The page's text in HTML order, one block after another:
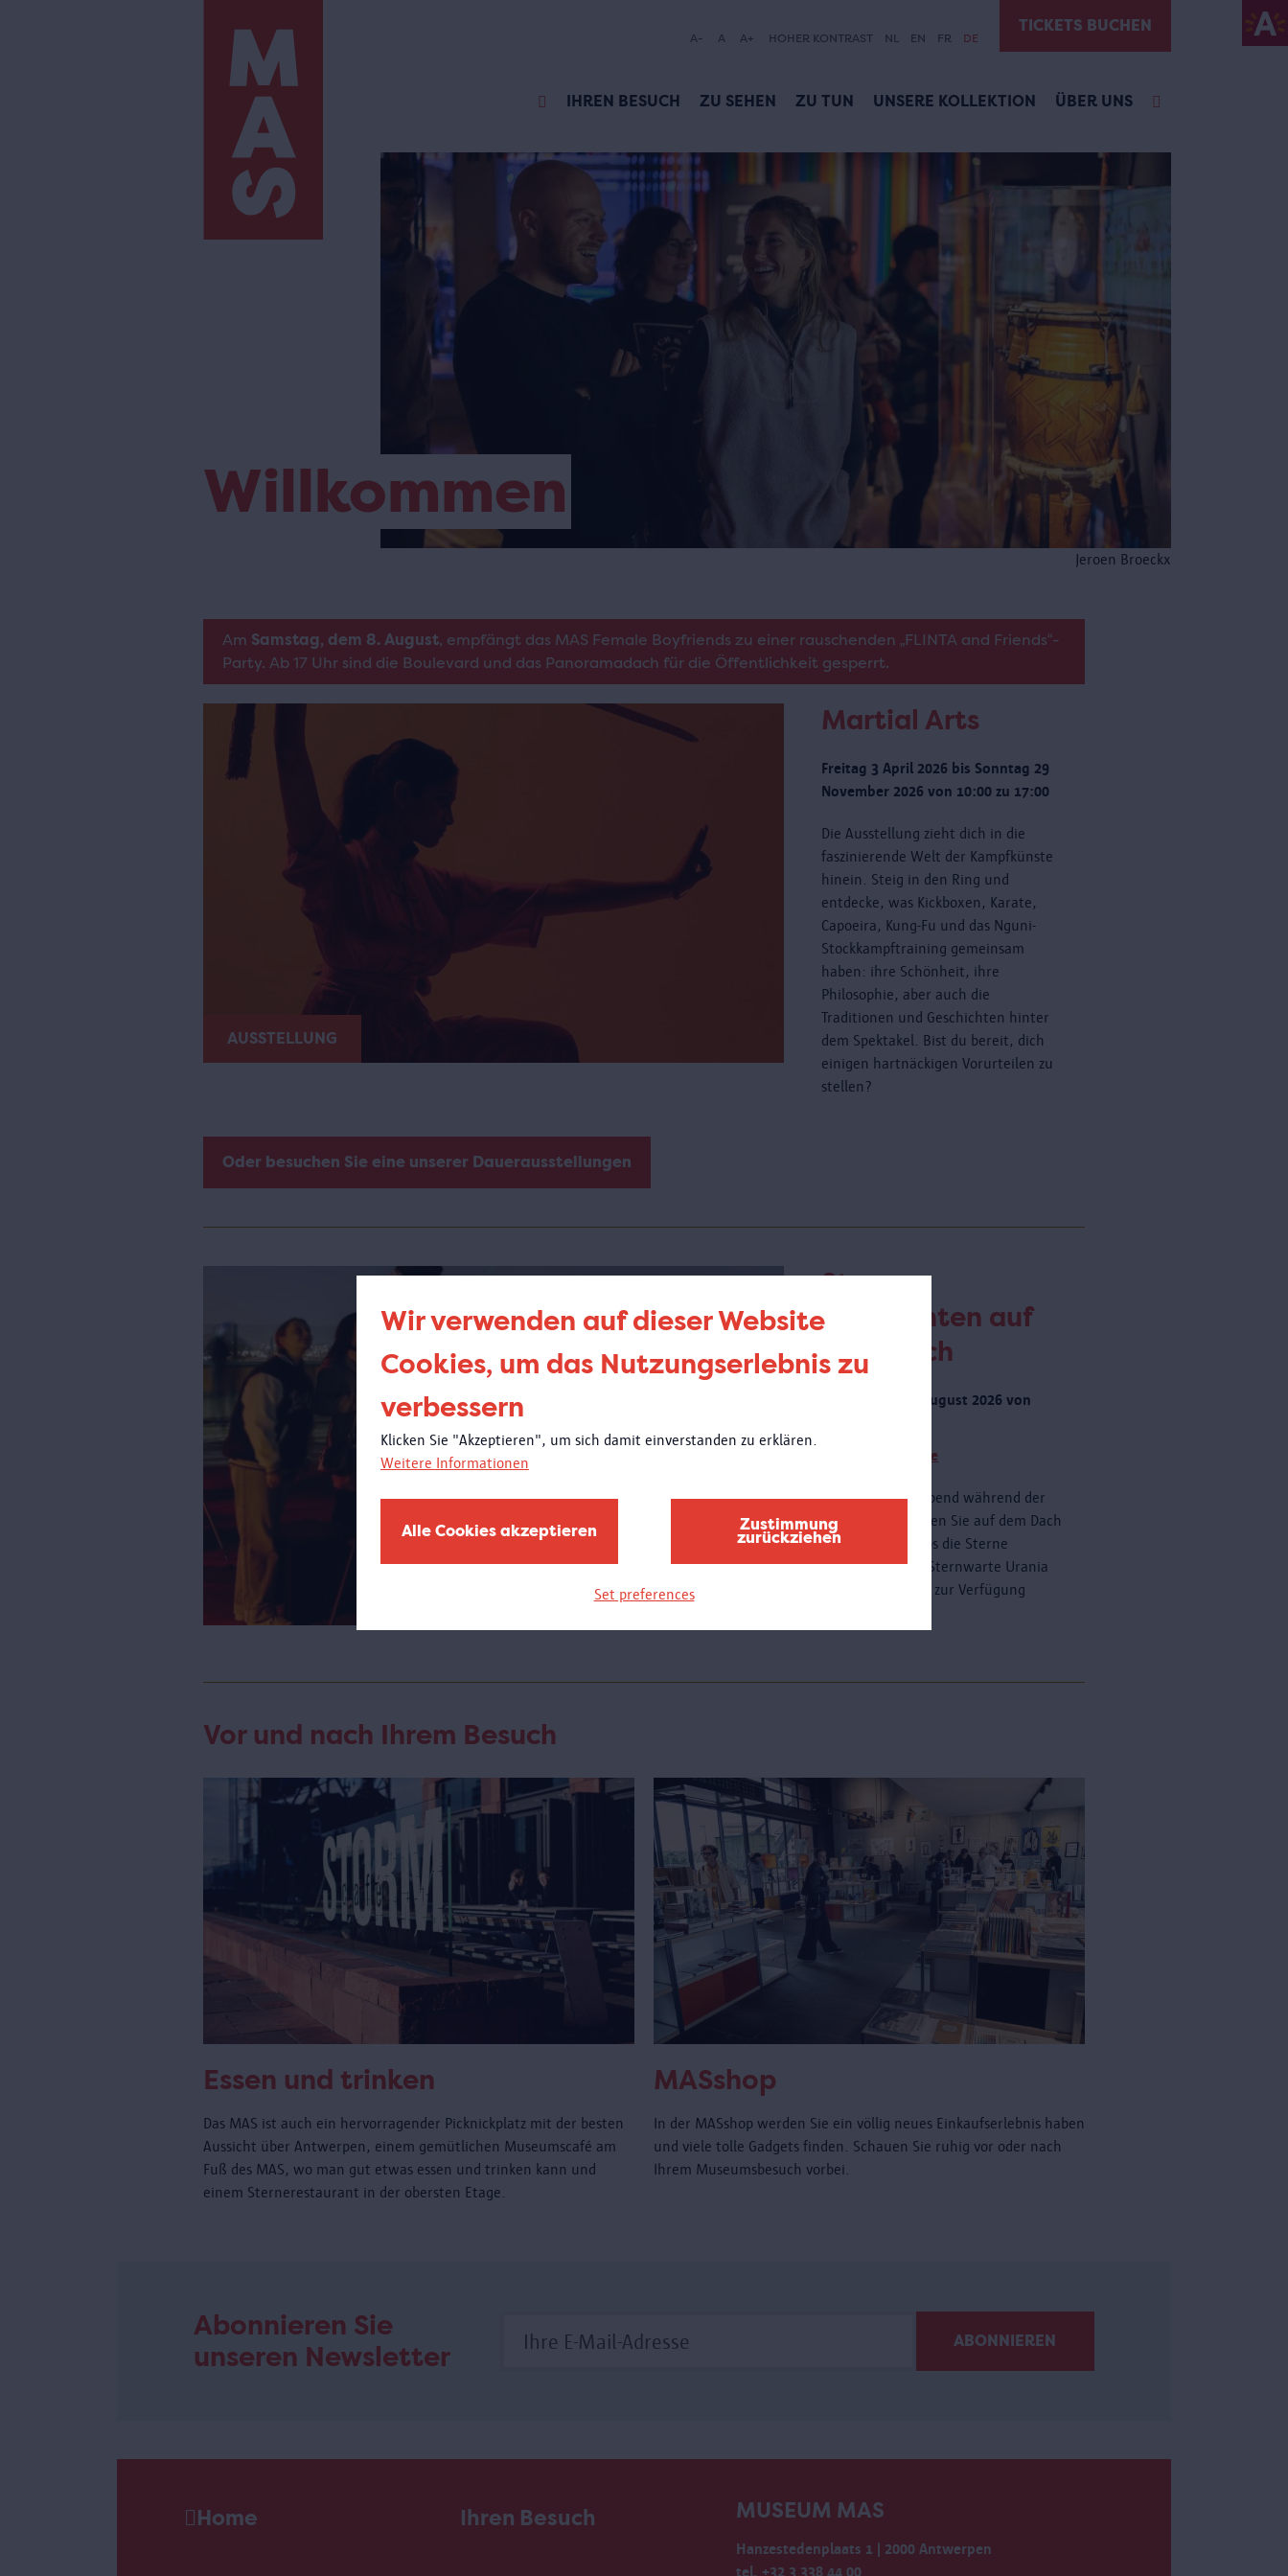
Wir verwenden auf dieser Website
Cookies, um das Nutzungserlebnis zu
verbessern
Klicken Sie "Akzeptieren", um sich damit einverstanden zu erklären.
Weitere Informationen
Alle Cookies akzeptieren Zustimmung
zurückziehen
Set preferences
A- A A+ HOHER KONTRAST NL EN FR DE
TICKETS BUCHEN
IHREN BESUCH ZU SEHEN ZU TUN UNSERE KOLLEKTION ÜBER UNS
Jeroen Broeckx
Willkommen
Am Samstag, dem 8. August, empfängt das MAS Female Boyfriends zu einer rauschenden „FLINTA and Friends“-
Party. Ab 17 Uhr sind die Boulevard und das Panoramadach für die Öffentlichkeit gesperrt.
AUSSTELLUNG
Martial Arts
Freitag 3 April 2026 bis Sonntag 29
November 2026 von 10:00 zu 17:00
Die Ausstellung zieht dich in die
faszinierende Welt der Kampfkünste
hinein. Steig in den Ring und
entdecke, was Kickboxen, Karate,
Capoeira, Kung-Fu und das Nguni-
Stockkampftraining gemeinsam
haben: ihre Schönheit, ihre
Philosophie, aber auch die
Traditionen und Geschichten hinter
dem Spektakel. Bist du bereit, dich
einigen hartnäckigen Vorurteilen zu
stellen?
Oder besuchen Sie eine unserer Dauerausstellungen
Sterne
beobachten auf
dem Dach
Donnerstag 20 August 2026 von
Weitere Termine
Am Donnerstagabend während der
Schulferien können Sie auf dem Dach
des MAS kostenlos die Sterne
bewundern. Die Sternwarte Urania
wird ein Teleskop zur Verfügung
Vor und nach Ihrem Besuch
Essen und trinken
Das MAS ist auch ein hervorragender Picknickplatz mit der besten
Aussicht über Antwerpen, einem gemütlichen Museumscafé am
Fuß des MAS, wo man gut etwas essen und trinken kann und
einem Sternerestaurant in der obersten Etage.
MASshop
In der MASshop werden Sie ein völlig neues Einkaufserlebnis haben
und viele tolle Gadgets finden. Schauen Sie ruhig vor oder nach
Ihrem Museumsbesuch vorbei.
Abonnieren Sie
unseren Newsletter
Home Ihren Besuch MUSEUM MAS
Hanzestedenplaats 1 | 2000 Antwerpen
tel. +32 3 338 44 00